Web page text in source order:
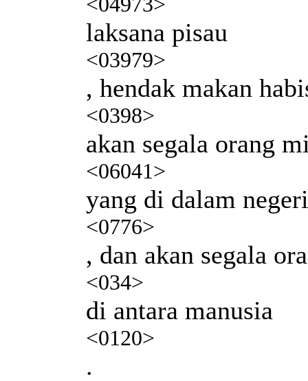
laksana pisau
<03979>
, hendak makan
<0398>
akan segala orang
<06041>
yang di dalam negeri
<0776>
, dan akan segala
<034>
di antara manusia
<0120>
.